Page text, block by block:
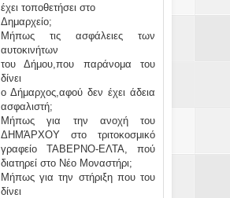
έχει τοποθετήσει στο
Δημαρχείο;
Μήπως τις ασφάλειες των
αυτοκινήτων
του Δήμου,που παράνομα του
δίνει
ο Δήμαρχος,αφού δεν έχει άδεια
ασφαλιστή;
Μήπως για την ανοχή του
ΔΗΜΆΡΧΟΥ στο τριτοκοσμικό
γραφείο ΤΑΒΕΡΝΟ-ΕΛΤΑ, πού
διατηρεί στο Νέο Μοναστήρι;
Μήπως για την στήριξη που του
δίνει